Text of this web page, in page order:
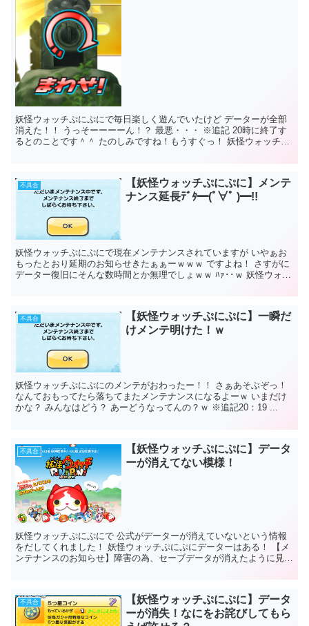
妖怪ウォッチぷにぷにで毎日楽しく遊んでいたけど データーが全部
消えた！！ うっそーーーーん！？ 最悪・・・ ※追記 20時に終了す
るとのことです＾＾ たのしみですね！もうすぐっ！ 妖怪ウォッチぷ
不具合
【妖怪ウォッチぷにぷに】メンテ
ナンス延長ﾃﾞﾀ━(ﾟ∀ﾟ )━!!
妖怪ウォッチぷにぷにで現在メンテナンスされていますが いやぁお
もったとおり延期のお知らせきたぁぁーｗｗｗ ですよね！ さすがに
データー復旧にそんな数時間とか無理でしょｗｗ ﾊｧ･･ｗ 妖怪ウォッ
不具合
【妖怪ウォッチぷにぷに】一瞬だ
けメンテ明けた！ｗ
妖怪ウォッチぷにぷにのメンテがおわったー！！ さぁあそぶぞっ！
なんておもってたら落ちてまたメンテナンスになるよーｗ いまだけ
かな？ みんなはどう？ あーどうなってんの？ｗ ※追記20：19 ...
不具合
【妖怪ウォッチぷにぷに】データ
ーが消えてない模様！
妖怪ウォッチぷにぷにで 公式がデーターが消えていないという情報
をだしてくれました！ 妖怪ウォッチぷにぷにデーターはある！ 【メ
ンテナンスのお知らせ】障害の為、セーブデータが消えたように見え
不具合
【妖怪ウォッチぷにぷに】データ
ーが消失！なにをお詫びしてもら